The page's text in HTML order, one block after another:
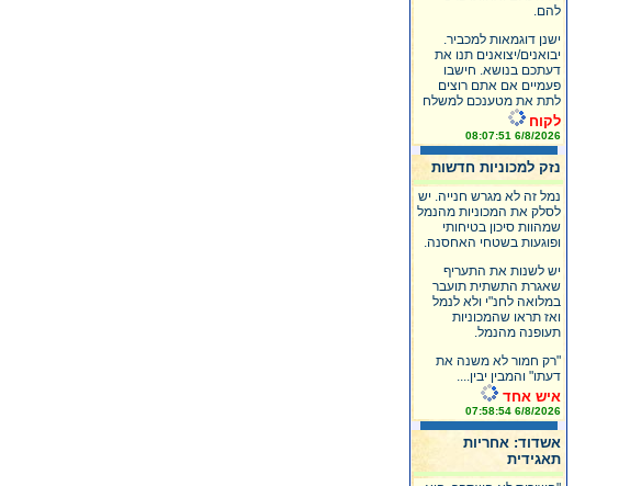
להם.
ישנן דוגמאות למכביר.
יבואנים/יצואנים תנו את
דעתכם בנושא. חישבו
פעמיים אם אתם רוצים
לתת את מטענכם למשלח
לקוח
6/8/2026 08:07:51
נזק למכוניות חדשות
נמל זה לא מגרש חנייה. יש
לסלק את המכוניות מהנמל
שמהוות סיכון בטיחותי
ופוגעות בשטחי האחסנה.
יש לשנות את התעריף
שאגרת התשתית תועבר
במלואה לחנ"י ולא לנמל
ואז תראו שהמכוניות
תעופנה מהנמל.
"רק חמור לא משנה את
דעתו" והמבין יבין....
איש אחד
6/8/2026 07:58:54
אשדוד: אחריות
תאגידית